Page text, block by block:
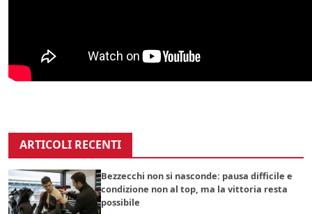
ARTICOLI RECENTI
Bezzecchi non si nasconde: pausa difficile e
condizione non al top, ma la vittoria resta
possibile